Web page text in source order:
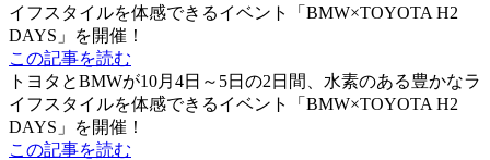
イフスタイルを体感できるイベント「BMW×TOYOTA H2
DAYS」を開催！
この記事を読む
トヨタとBMWが10月4日～5日の2日間、水素のある豊かなラ
イフスタイルを体感できるイベント「BMW×TOYOTA H2
DAYS」を開催！
この記事を読む